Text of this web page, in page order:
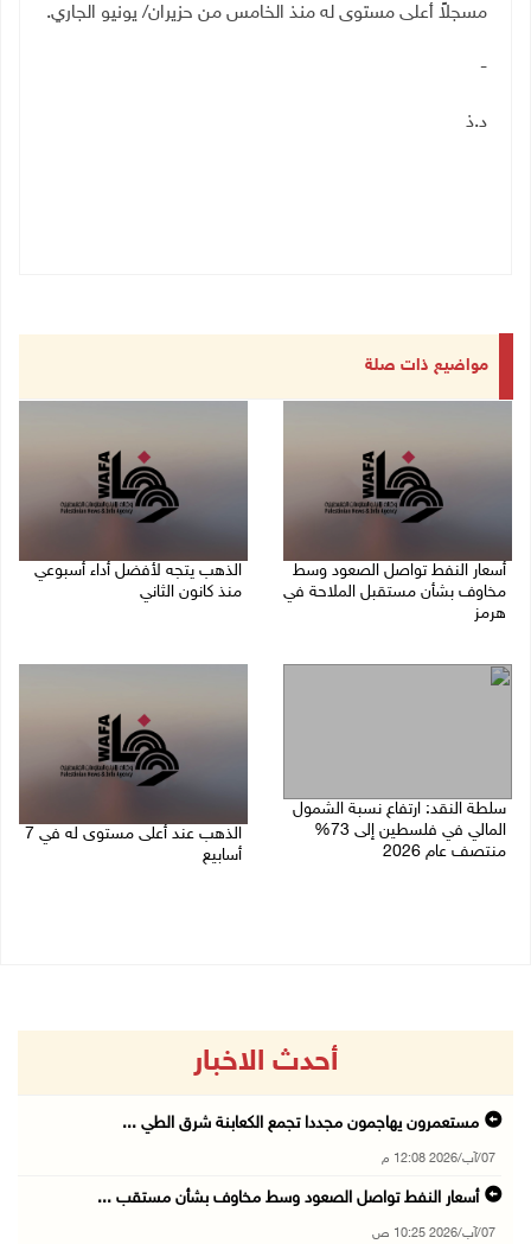
مسجلاً أعلى مستوى له منذ الخامس من حزيران/ يونيو الجاري.
-
د.ذ
مواضيع ذات صلة
أسعار النفط تواصل الصعود وسط
مخاوف بشأن مستقبل الملاحة في
هرمز
الذهب يتجه لأفضل أداء أسبوعي
منذ كانون الثاني
سلطة النقد: ارتفاع نسبة الشمول
المالي في فلسطين إلى 73%
منتصف عام 2026
الذهب عند أعلى مستوى له في 7
أسابيع
أحدث الاخبار
مستعمرون يهاجمون مجددا تجمع الكعابنة شرق الطي ...
07/آب/2026 12:08 م
أسعار النفط تواصل الصعود وسط مخاوف بشأن مستقب ...
07/آب/2026 10:25 ص